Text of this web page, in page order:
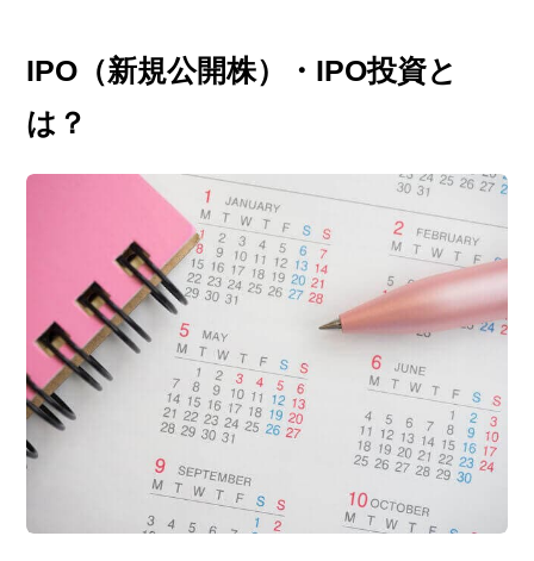
IPO（新規公開株）・IPO投資と
は？